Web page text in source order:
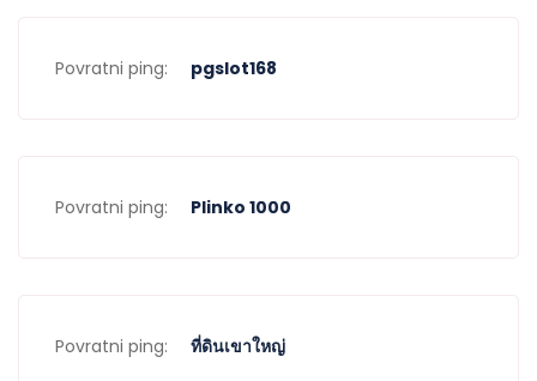
Povratni ping: pgslot168
Povratni ping: Plinko 1000
Povratni ping: ที่ดินเขาใหญ่